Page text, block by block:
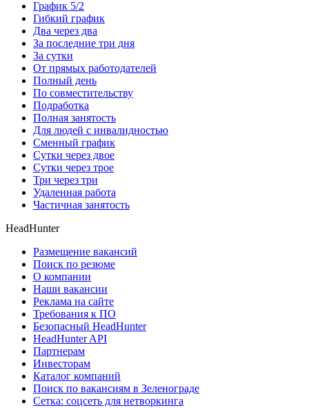
График 5/2
Гибкий график
Два через два
За последние три дня
За сутки
От прямых работодателей
Полный день
По совместительству
Подработка
Полная занятость
Для людей с инвалидностью
Сменный график
Сутки через двое
Сутки через трое
Три через три
Удаленная работа
Частичная занятость
HeadHunter
Размещение вакансий
Поиск по резюме
О компании
Наши вакансии
Реклама на сайте
Требования к ПО
Безопасный HeadHunter
HeadHunter API
Партнерам
Инвесторам
Каталог компаний
Поиск по вакансиям в Зеленограде
Сетка: соцсеть для нетворкинга